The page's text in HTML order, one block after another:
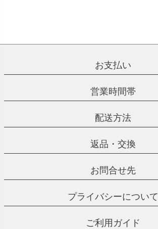
お支払い
営業時間帯
配送方法
返品・交換
お問合せ先
プライバシーについて
ご利用ガイド